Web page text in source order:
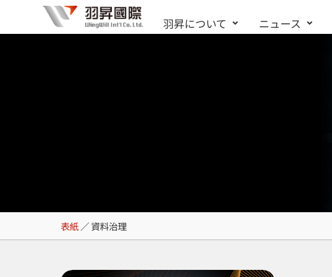
容
羽昇について ニュース
資料治理
表紙 ／資料治理